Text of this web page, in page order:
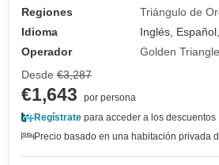
Regiones
Triángulo de
Idioma
Inglés, Español,
Operador
Golden
Desde €3,287
€1,643
por persona
Regístrate para acceder a los descuentos
Precio basado en una habitación privada